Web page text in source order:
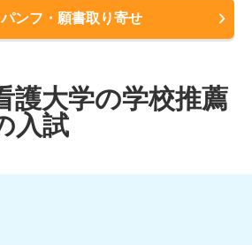
パンフ・願書取り寄せ
護大学の学校推薦
入試